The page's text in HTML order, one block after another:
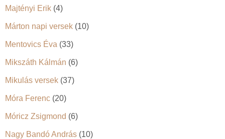
Majtényi Erik (4)
Márton napi versek (10)
Mentovics Éva (33)
Mikszáth Kálmán (6)
Mikulás versek (37)
Móra Ferenc (20)
Móricz Zsigmond (6)
Nagy Bandó András (10)